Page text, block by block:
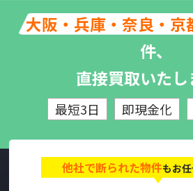
大阪・兵庫・奈良・京
件、
直接買取いたし
最短3日 即現金化
他社で断られた物件もお